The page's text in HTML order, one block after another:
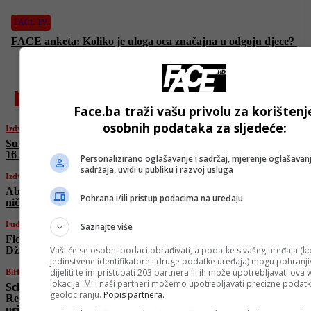
FACE TV
FACE anketa: Koliko je uloga oca značajna u odgoju djece?
najnovije
Izdvojeno
Sukob Izraela i Irana na nebu iznad Sirije, F-
16 u akciji protiv Shaheda
Izdvojeno
Abbas Araghchi u Ženevi: “Izrael pokrenuo
ničim izazvanu agresiju na Iran”
Fudbal
Fiorentina će tek u julu zvanično predstaviti
Džeku: Italijani otkrili razlog
BiH
Schmidt se sastao sa Čovićem u Mostaru:
Reforma Izbornog zakona ostaje ključni
Face.ba traži vašu privolu za
osobnih podataka za sljedeće:
Personalizirano oglašavanje i sadržaj, mjerenje
sadržaja, uvidi u publiku i razvoj usluga
Pohrana i/ili pristup podacima na uređaju
Saznajte više
Vaši će se osobni podaci obrađivati, a podatke s vašeg uređaja
jedinstvene identifikatore i druge podatke uređaja) mogu
dijeliti te im pristupati 203 partnera ili ih može upotrebljavati ova
lokacija. Mi i naši partneri možemo upotrebljavati precizne
geolociranju. Popis partnera.